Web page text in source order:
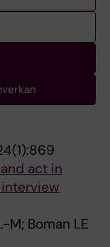
act in
M; Boman LE